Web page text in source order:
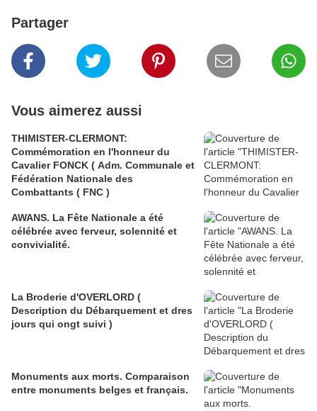
Partager
Vous aimerez aussi
THIMISTER-CLERMONT:
Commémoration en l'honneur du
Cavalier FONCK ( Adm. Communale et
Fédération Nationale des
Combattants ( FNC )
AWANS. La Fête Nationale a été
célébrée avec ferveur, solennité et
convivialité.
La Broderie d'OVERLORD (
Description du Débarquement et dres
jours qui ongt suivi )
Monuments aux morts. Comparaison
entre monuments belges et français.